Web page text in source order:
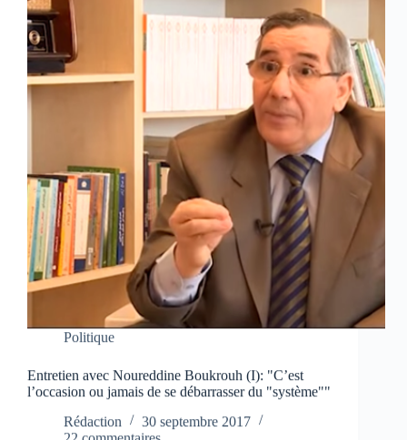
Politique
Entretien avec Noureddine Boukrouh (I): "C’est
l’occasion ou jamais de se débarrasser du "système""
Rédaction
30 septembre 2017